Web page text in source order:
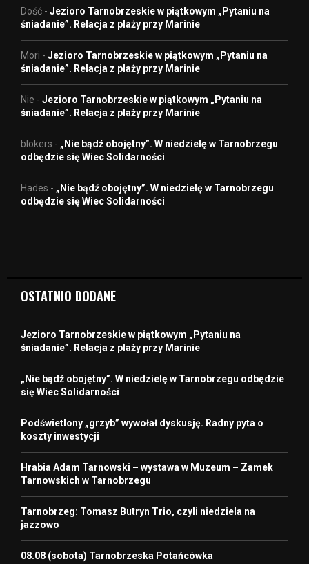
Dość - Jezioro Tarnobrzeskie w piątkowym „Pytaniu na
śniadanie”. Relacja z plaży przy Marinie
Mori - Jezioro Tarnobrzeskie w piątkowym „Pytaniu na
śniadanie”. Relacja z plaży przy Marinie
Nie - Jezioro Tarnobrzeskie w piątkowym „Pytaniu na
śniadanie”. Relacja z plaży przy Marinie
blokers - „Nie bądź obojętny”. W niedzielę w Tarnobrzegu
odbędzie się Wiec Solidarności
Hades - „Nie bądź obojętny”. W niedzielę w Tarnobrzegu
odbędzie się Wiec Solidarności
OSTATNIO DODANE
Jezioro Tarnobrzeskie w piątkowym „Pytaniu na
śniadanie”. Relacja z plaży przy Marinie
„Nie bądź obojętny”. W niedzielę w Tarnobrzegu odbędzie
się Wiec Solidarności
Podświetlony „grzyb” wywołał dyskusję. Radny pyta o
koszty inwestycji
Hrabia Adam Tarnowski – wystawa w Muzeum – Zamek
Tarnowskich w Tarnobrzegu
Tarnobrzeg: Tomasz Butryn Trio, czyli niedziela na
jazzowo
08.08 (sobota) Tarnobrzeska Potańcówka